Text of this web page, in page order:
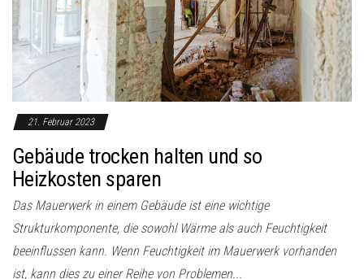
21. Februar 2023
Gebäude trocken halten und so
Heizkosten sparen
Das Mauerwerk in einem Gebäude ist eine wichtige
Strukturkomponente, die sowohl Wärme als auch Feuchtigkeit
beeinflussen kann. Wenn Feuchtigkeit im Mauerwerk vorhanden
ist, kann dies zu einer Reihe von Problemen...